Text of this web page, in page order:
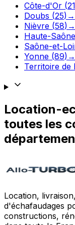
Côte-d'Or (21
Doubs (25) →
Nièvre (58) →
Haute-Saône
Saône-et-
Yonne (89) →
Territoire de
Location-
toutes les
Location,
d'échafaudages
constructions,